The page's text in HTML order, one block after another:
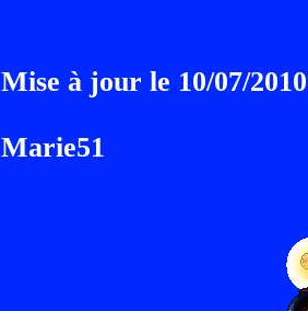
Mise à jour le 10/07/2010
Marie51